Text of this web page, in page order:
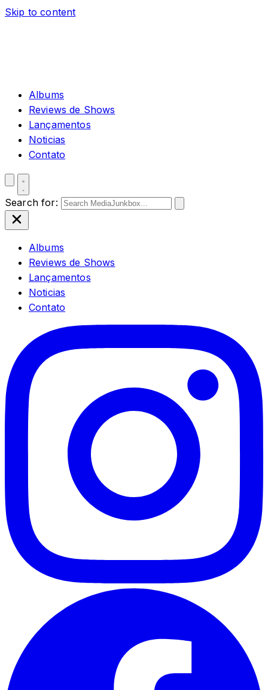
Skip to content
Albums
Reviews de Shows
Lançamentos
Noticias
Contato
Search for:
Albums
Reviews de Shows
Lançamentos
Noticias
Contato